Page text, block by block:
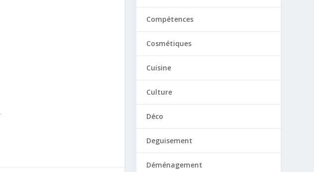
.
Compétences
Cosmétiques
Cuisine
Culture
Déco
Deguisement
Déménagement